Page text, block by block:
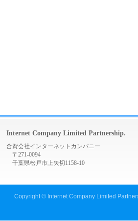
Internet Company Limited Partnership.
合資会社インターネットカンパニー
〒271-0094
千葉県松戸市上矢切1158-10
Copyright © Internet Company Limited